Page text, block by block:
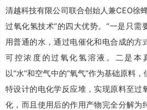
清越科技有限公司联合创始人兼CEO徐
过氧化氢技术”的四大优势。“一是只需
用普通的水，通过电催化和电合成的方
可控浓度的过氧化氢溶液。二是本
以“水”和空气中的“氧气”作为基础原料
特设计的电化学反应堆，实现原料至过
化，而且使用后的作用产物完全分解为